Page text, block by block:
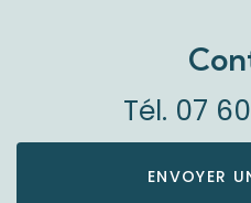
Tél. 07
ENVOYER